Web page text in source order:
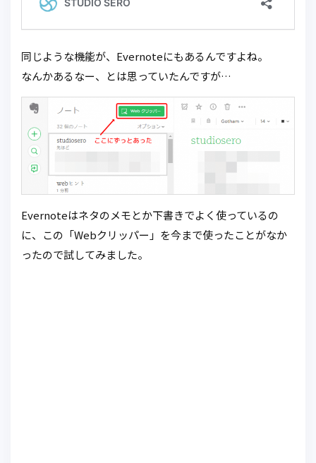
同じような機能が、Evernoteにもあるんですよね。
なんかあるなー、とは思っていたんですが…
Evernoteはネタのメモとか下書きでよく使っているの
に、この「Webクリッパー」を今まで使ったことがなか
ったので試してみました。